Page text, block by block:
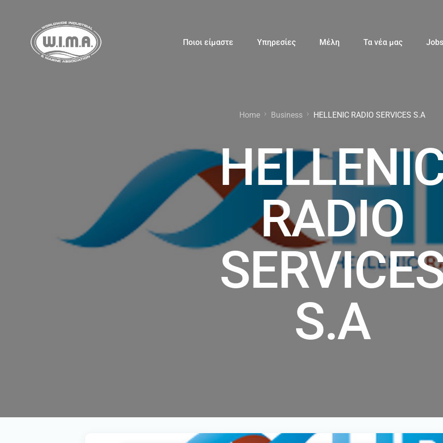
Ποιοι είμαστε Υπηρεσίες Μέλη Τα νέα μας
Home Business HELLENIC RADIO SERVICES S.A
RADIO
S.A